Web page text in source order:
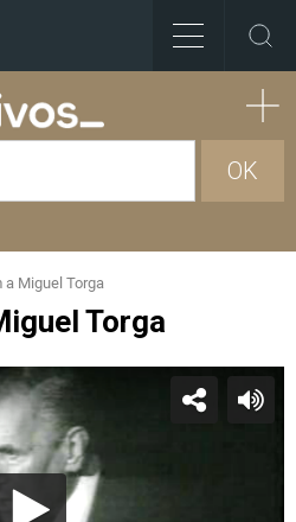
OK
a Miguel Torga
Torga